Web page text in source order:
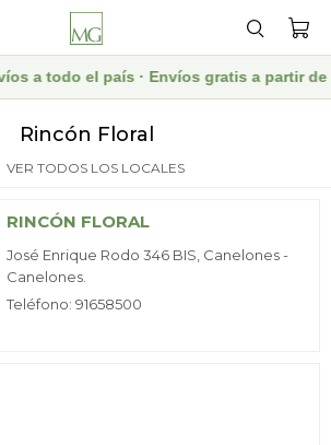
a todo el país · Envíos gratis a partir de
Rincón Floral
VER TODOS LOS LOCALES
RINCÓN FLORAL
José Enrique Rodo 346 BIS, Canelones -
Canelones.
Teléfono: 91658500